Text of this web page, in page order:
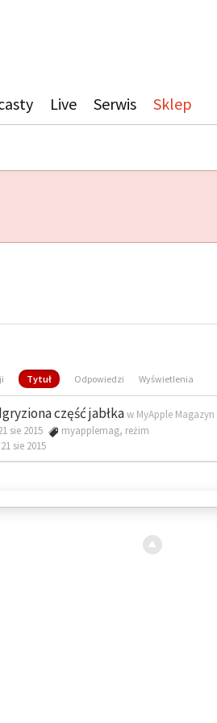
Live Serwis Sklep
Tytuł Odpowiedzi Wyświetlenia
część jabłkaw MyApple Magazyn
sie 2015
myapplemag, reżim
21 sie 2015